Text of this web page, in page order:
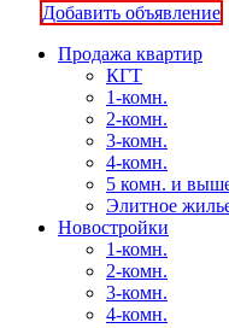
Добавить объявление
Продажа квартир
КГТ
1-комн.
2-комн.
3-комн.
4-комн.
5 комн. и
Элитное
Новостройки
1-комн.
2-комн.
3-комн.
4-комн.